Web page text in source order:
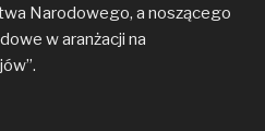
Narodowego, a noszącego
w aranżacji na